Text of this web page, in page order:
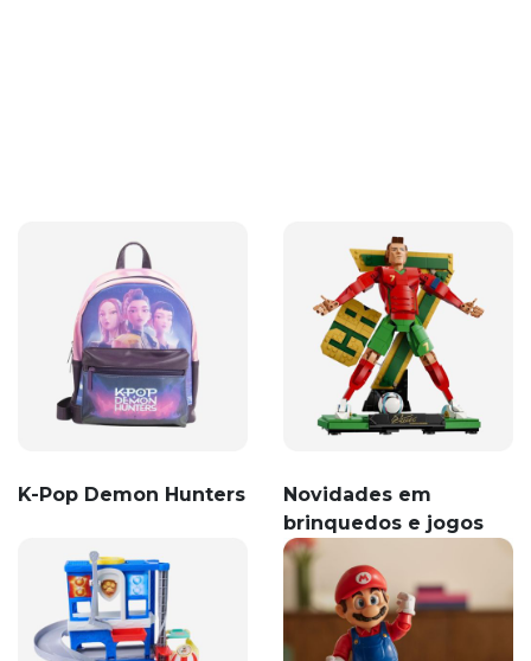
K-Pop Demon Hunters
Novidades em
brinquedos e jogos